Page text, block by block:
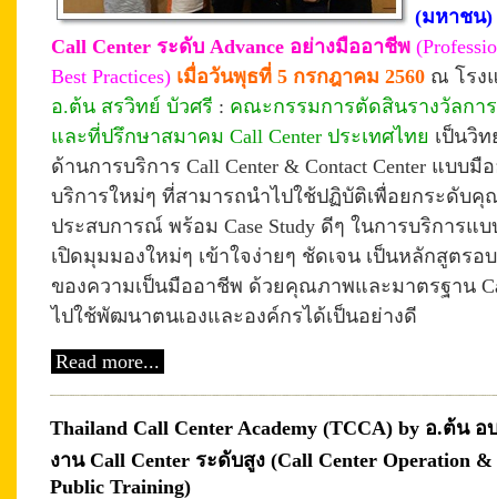
(มหาชน)
Call Center ระดับ Advance อย่างมืออาชีพ (
Best Practices) เมื่อวันพุธที่ 5 กรกฎาคม 2560 ณ โรง
อ.ต้น สรวิทย์ บัวศรี : คณะกรรมการตัดสินรางวัลการ
และที่ปรึกษาสมาคม Call Center ประเทศไทย เป็นวิ
ด้านการบริการ Call Center & Contact Center แบบ
บริการใหม่ๆ ที่สามารถนำไปใช้ปฏิบัติเพื่อยกระดับ
ประสบการณ์ พร้อม Case Study ดีๆ ในการบริการ
เปิดมุมมองใหม่ๆ เข้าใจง่ายๆ ชัดเจน เป็นหลักสูตรอ
ของความเป็นมืออาชีพ ด้วยคุณภาพและมาตรฐาน
ไปใช้พัฒนาตนเองและองค์กรได้เป็นอย่างดี
Read more...
Thailand Call Center Academy (TCCA) by อ.ต้น
งาน Call Center ระดับสูง (Call Center Operation
Public Training)